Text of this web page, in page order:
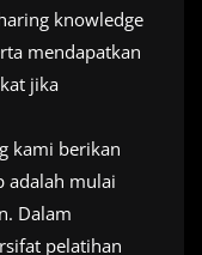
knowledge
mendapatkan
jika
kami berikan
adalah mulai
Dalam
pelatihan